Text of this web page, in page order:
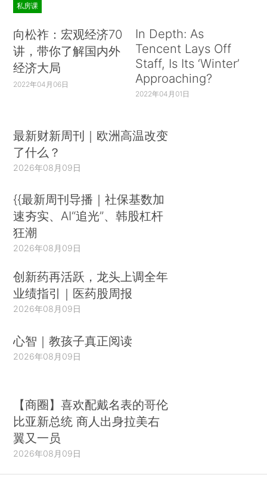
私房课
向松祚：宏观经济70
讲，带你了解国内外
经济大局
2022年04月06日
In Depth: As
Tencent Lays Off
Staff, Is Its ‘Winter’
Approaching?
2022年04月01日
最新财新周刊｜欧洲高温改变
了什么？
2026年08月09日
{{最新周刊导播｜社保基数加
速夯实、AI“追光”、韩股杠杆
狂潮
2026年08月09日
创新药再活跃，龙头上调全年
业绩指引｜医药股周报
2026年08月09日
心智｜教孩子真正阅读
2026年08月09日
【商圈】喜欢配戴名表的哥伦
比亚新总统 商人出身拉美右
翼又一员
2026年08月09日